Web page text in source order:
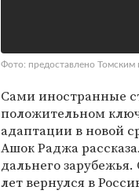
Фото: предоставлено Томским
Сами иностранные
положительном
адаптации в новой
Ашок Раджа
дальнего
лет вернулся в